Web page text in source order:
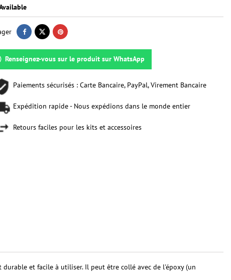
Renseignez-vous sur le produit sur WhatsApp
Paiements sécurisés : Carte Bancaire, PayPal, Virement Bancaire
Expédition rapide - Nous expédions dans le monde entier
Retours faciles pour les kits et accessoires
et facile à utiliser. Il peut être collé avec de l'époxy (un